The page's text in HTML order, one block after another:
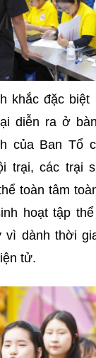
khắc đặc biệt
diễn ra ở
của Ban Tổ
trại, các trại
toàn tâm
hoạt tập
vì dành thời
tử.